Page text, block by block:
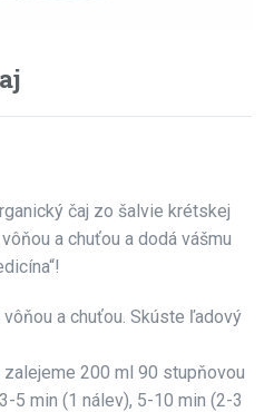
čaj zo šalvie krétskej
a chuťou a dodá vášmu
a chuťou. Skúste ľadový
zalejeme 200 ml 90 stupňovou
5 min (1 nálev), 5-10 min (2-3